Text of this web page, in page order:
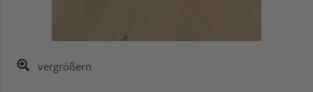
vergrößern